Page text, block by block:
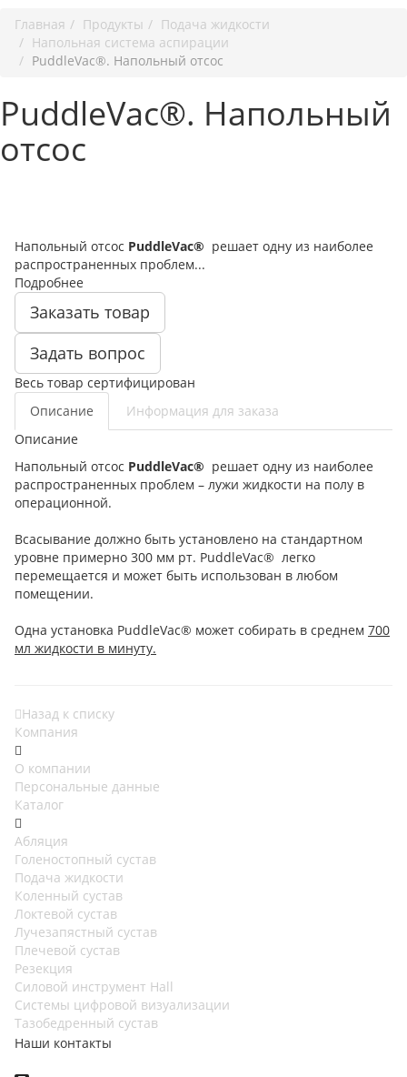
Главная
Продукты
Подача жидкости
Напольная система аспирации
PuddleVac®. Напольный отсос
PuddleVac®. Напольный
отсос
Напольный отсос PuddleVac® решает одну из наиболее
распространенных проблем...
Подробнее
Заказать товар
Задать вопрос
Весь товар сертифицирован
Описание
Информация для заказа
Описание
Напольный отсос PuddleVac® решает одну из наиболее
распространенных проблем – лужи жидкости на полу в
операционной.
Всасывание должно быть установлено на стандартном
уровне примерно 300 мм рт. PuddleVac® легко
перемещается и может быть использован в любом
помещении.
Одна установка PuddleVac® может собирать в среднем 700
мл жидкости в минуту.
Назад к списку
Компания
О компании
Персональные данные
Каталог
Абляция
Голеностопный сустав
Подача жидкости
Коленный сустав
Локтевой сустав
Лучезапястный сустав
Плечевой сустав
Резекция
Силовой инструмент Hall
Системы цифровой визуализации
Тазобедренный сустав
Наши контакты